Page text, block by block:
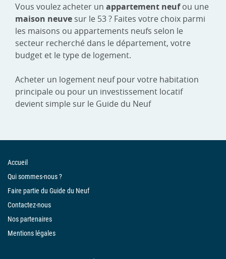
Vous voulez acheter un appartement neufou une
maison neuve sur le 53 ? Faites votre choix parmi
les maisons ou appartements neufs selon le
secteur recherché dans le département, votre
budget et le type de logement.
Acheter un logement neuf pour votre habitation
principale ou pour un investissement locatif
devient simple sur le Guide du Neuf
Accueil
Qui sommes-nous ?
Faire partie du Guide du Neuf
Contactez-nous
Nos partenaires
Mentions légales